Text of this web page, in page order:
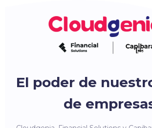
El poder de
de